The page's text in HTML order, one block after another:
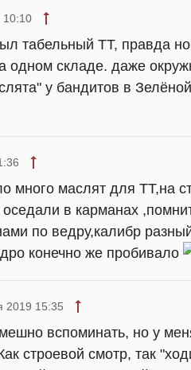
10:10
табельный ТТ, правда
одном складе. даже
у бандитов в
много маслят для ТТ,на
оседали в карманах
по ведру,калибр
конечно же пробивало
2019 15:35
вспоминать, но у
строевой смотр, так